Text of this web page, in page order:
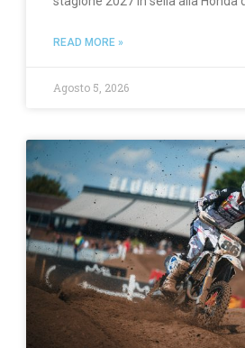
READ MORE »
Agosto 5, 2026